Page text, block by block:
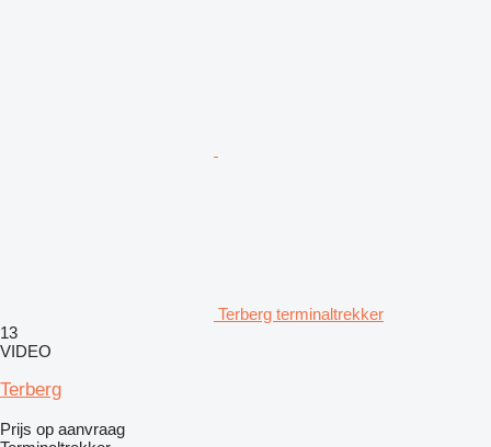
Terberg terminaltrekker
13
VIDEO
Terberg
Prijs op aanvraag